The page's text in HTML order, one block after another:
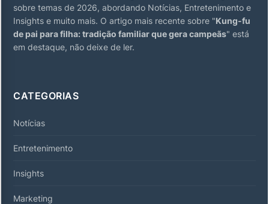
sobre temas de 2026, abordando Notícias, Entretenimento e
Insights e muito mais. O artigo mais recente sobre "Kung-fu
de pai para filha: tradição familiar que gera campeãs" está
em destaque, não deixe de ler.
CATEGORIAS
Notícias
Entretenimento
Insights
Marketing